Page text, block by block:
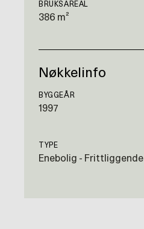
BRUKSAREAL
386 m²
Nøkkelinfo
BYGGEÅR
1997
TYPE
Enebolig - Frittliggende